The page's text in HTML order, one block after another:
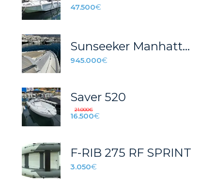
47.500€
Sunseeker Manhattan 63
945.000€
Saver 520
21.000€
16.500€
F-RIB 275 RF SPRINT
3.050€